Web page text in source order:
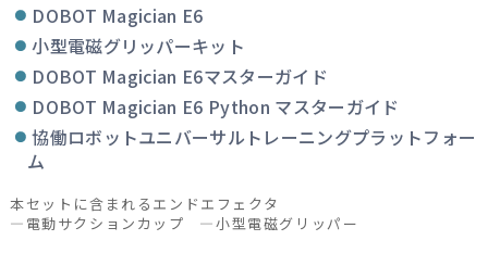
DOBOT Magician E6
小型電磁グリッパーキット
DOBOT Magician E6マスターガイド
DOBOT Magician E6 Python マスターガイド
協働ロボットユニバーサルトレーニングプラットフォー
ム
本セットに含まれるエンドエフェクタ
—電動サクションカップ —小型電磁グリッパー